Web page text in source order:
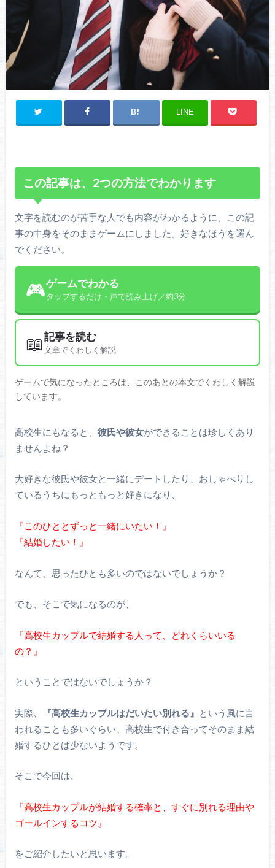
LINE
この記事は、2つの方法でわかります
文字を読むのが苦手な人でも内容がわかるように、この記
事の中身をそのままゲームにしました。好きなほうを選ん
でください。
🎮ゲームでわかる
タップするだけ・声で読み上げ／約3分
📖記事を読む
文章でくわしく解説
ゲームで気になったところは、このあとの本文でくわしく解説
しています。
高校生にもなると、 彼氏や彼女ができることは珍しくあり
ませんよね？
大好きな彼氏や彼女と一緒にデートしたり、おしゃべりし
ているうちにもっともっと好きになり、
『このひととずっと一緒にいたい！』
『結婚したい！』
なんて、思ったひとも多いのではないでしょうか？
でも、そこで気になるのが、
『高校生カップルで結婚する人って、どれくらいいる
の？』
ということではないでしょうか？
実際、『高校生カップルはだいたい別れる』 という風に言
われることも多いぐらい、高校生で付き合ってそのまま結
婚するひとは少ないようです。
そこで今回は、
『高校生カップルが結婚する確率と、すぐに別れる理由や
ゴールインするコツ』
をご紹介したいと思います。